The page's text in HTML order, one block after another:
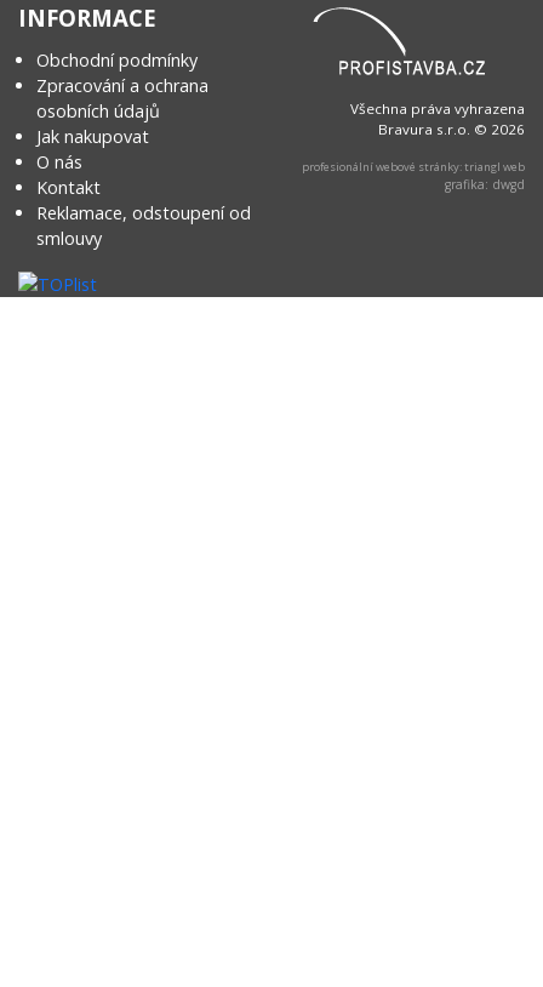
INFORMACE
Obchodní podmínky
Zpracování a ochrana
osobních údajů
Jak nakupovat
O nás
Kontakt
Reklamace, odstoupení od
smlouvy
Všechna práva vyhrazena
Bravura s.r.o. © 2026
profesionální webové stránky: triangl web
grafika: dwgd